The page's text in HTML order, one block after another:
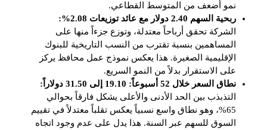
نمو أضعف من المتوسط القطاعي.
ربحية السهم 2.40 دولار مع عائد توزيعات 2.08%:
الشركة تحقق أرباحاً معتدلة، وتوزع جزءاً منها على
المساهمين بنسبة تقترب من النسب التاريخية للبنوك
الإقليمية الصغيرة. هذا يعكس نموذج عمل محافظ يركز
على الاستقرار بدلاً من النمو السريع.
نطاق السعر خلال 52 أسبوعاً: 19.10 إلى 31.50 دولاراً:
التذبذب بين الحد الأدنى والأعلى يشكل فارقاً بحوالي
65%، وهو نطاق واسع نسبياً يعكس تقلباً معتدلاً في تقييم
السوق للسهم عبر السنة. هذا يدل على عدم وجود اتجاه